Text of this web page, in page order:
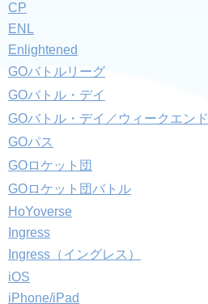
CP
ENL
Enlightened
GOバトルリーグ
GOバトル・デイ
GOバトル・デイ／ウィークエンド
GOパス
GOロケット団
GOロケット団バトル
HoYoverse
Ingress
Ingress（イングレス）
iOS
iPhone/iPad